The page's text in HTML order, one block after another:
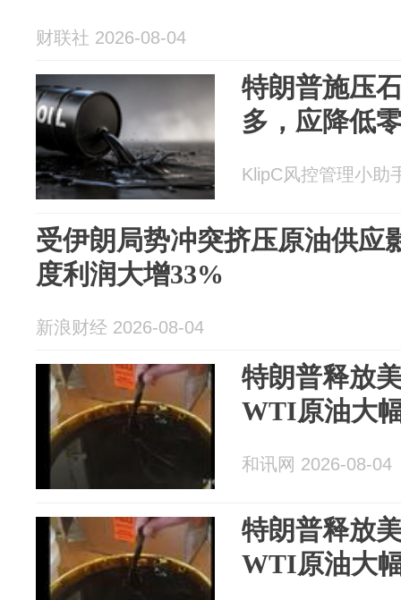
财联社 2026-08-04
特朗普施压
多，应降低
KlipC风控管理小助
受伊朗局势冲突挤压原油供应
度利润大增33%
新浪财经 2026-08-04
特朗普释放
WTI原油大
和讯网 2026-08-04
特朗普释放
WTI原油大